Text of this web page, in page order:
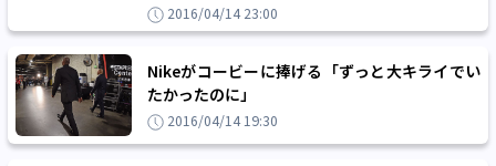
2016/04/14 23:00
Nikeがコービーに捧げる「ずっと大キライでい
たかったのに」
2016/04/14 19:30